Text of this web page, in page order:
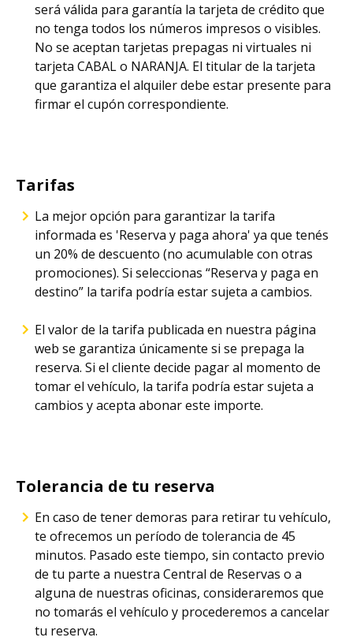
será válida para garantía la tarjeta de crédito que
no tenga todos los números impresos o visibles.
No se aceptan tarjetas prepagas ni virtuales ni
tarjeta CABAL o NARANJA. El titular de la tarjeta
que garantiza el alquiler debe estar presente para
firmar el cupón correspondiente.
Tarifas
La mejor opción para garantizar la tarifa
informada es 'Reserva y paga ahora' ya que tenés
un 20% de descuento (no acumulable con otras
promociones). Si seleccionas “Reserva y paga en
destino” la tarifa podría estar sujeta a cambios.
El valor de la tarifa publicada en nuestra página
web se garantiza únicamente si se prepaga la
reserva. Si el cliente decide pagar al momento de
tomar el vehículo, la tarifa podría estar sujeta a
cambios y acepta abonar este importe.
Tolerancia de tu reserva
En caso de tener demoras para retirar tu vehículo,
te ofrecemos un período de tolerancia de 45
minutos. Pasado este tiempo, sin contacto previo
de tu parte a nuestra Central de Reservas o a
alguna de nuestras oficinas, consideraremos que
no tomarás el vehículo y procederemos a cancelar
tu reserva.